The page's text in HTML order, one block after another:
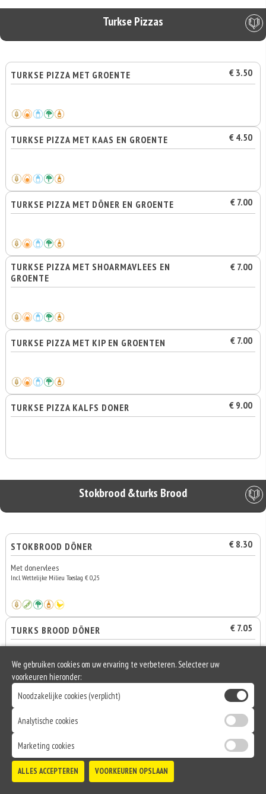
Turkse Pizzas
TURKSE PIZZA MET GROENTE € 3.50
TURKSE PIZZA MET KAAS EN GROENTE € 4.50
TURKSE PIZZA MET DÖNER EN GROENTE € 7.00
TURKSE PIZZA MET SHOARMAVLEES EN
GROENTE
€ 7.00
TURKSE PIZZA MET KIP EN GROENTEN € 7.00
TURKSE PIZZA KALFS DONER € 9.00
Stokbrood &turks Brood
STOKBROOD DÖNER € 8.30
Met donervlees
Incl. Wettelijke Milieu Toeslag € 0,25
TURKS BROOD DÖNER € 7.05
STOKBROOD DÖNER SPECIAAL € 9.30
Met paprika, champignons en ui
Incl. Wettelijke Milieu Toeslag € 0,25
€ 0,00
We gebruiken cookies om uw ervaring te verbeteren. Selecteer uw
voorkeuren hieronder:
Noodzakelijke cookies (verplicht)
Analytische cookies
Marketing cookies
ALLES ACCEPTEREN VOORKEUREN OPSLAAN